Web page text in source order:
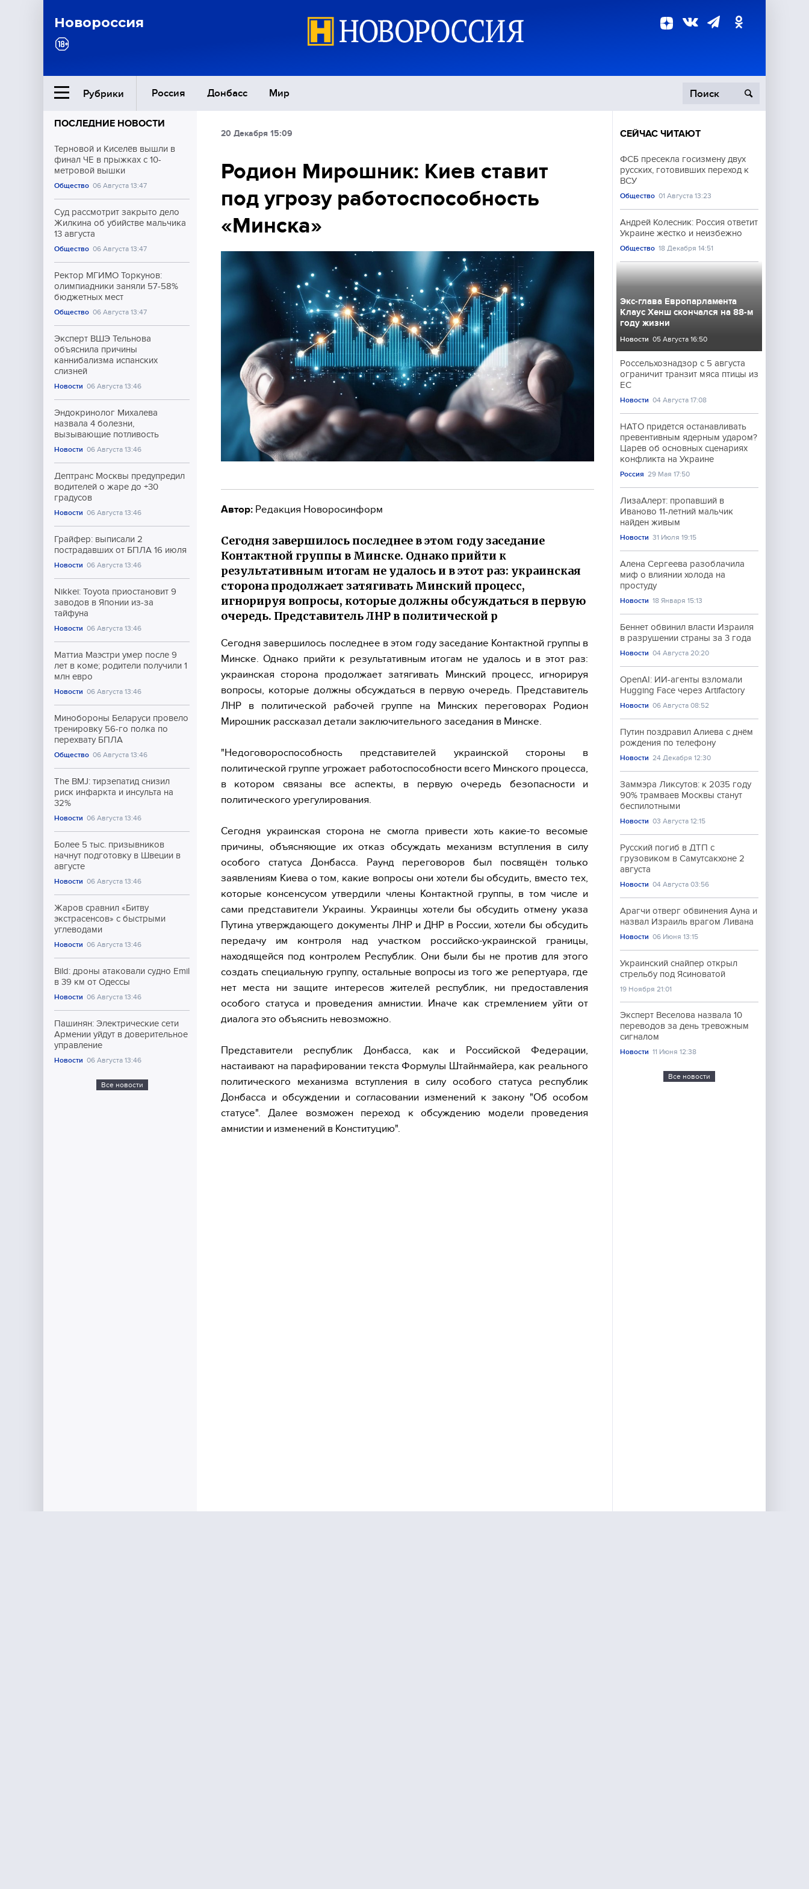
Новороссия
Рубрики Россия Донбасс Мир
Ближний Восток
Общество
Экономика
Происшествия
Культура
Спорт
ПОСЛЕДНИЕ НОВОСТИ
Терновой и Киселёв вышли в
финал ЧЕ в прыжках с 10-
метровой вышки
Общество 06 Августа 13:47
Суд рассмотрит закрыто дело
Жилкина об убийстве мальчика
13 августа
Общество 06 Августа 13:47
Ректор МГИМО Торкунов:
олимпиадники заняли 57-58%
бюджетных мест
Общество 06 Августа 13:47
Эксперт ВШЭ Тельнова
объяснила причины
каннибализма испанских
слизней
Новости 06 Августа 13:46
Эндокринолог Михалева
назвала 4 болезни,
вызывающие потливость
Новости 06 Августа 13:46
Дептранс Москвы предупредил
водителей о жаре до +30
градусов
Новости 06 Августа 13:46
Грайфер: выписали 2
пострадавших от БПЛА 16 июля
Новости 06 Августа 13:46
Nikkei: Toyota приостановит 9
заводов в Японии из-за
тайфуна
Новости 06 Августа 13:46
Маттиа Маэстри умер после 9
лет в коме; родители получили 1
млн евро
Новости 06 Августа 13:46
Минобороны Беларуси провело
тренировку 56-го полка по
перехвату БПЛА
Общество 06 Августа 13:46
The BMJ: тирзепатид снизил
риск инфаркта и инсульта на
32%
Новости 06 Августа 13:46
Более 5 тыс. призывников
начнут подготовку в Швеции в
августе
Новости 06 Августа 13:46
Жаров сравнил «Битву
экстрасенсов» с быстрыми
углеводами
Новости 06 Августа 13:46
Bild: дроны атаковали судно Emil
в 39 км от Одессы
Новости 06 Августа 13:46
Пашинян: Электрические сети
Армении уйдут в доверительное
управление
Новости 06 Августа 13:46
Все новости
20 Декабря 15:09
Родион Мирошник: Киев ставит
под угрозу работоспособность
«Минска»
Автор: Редакция Новоросинформ
Сегодня завершилось последнее в этом году заседание
Контактной группы в Минске. Однако прийти к
результативным итогам не удалось и в этот раз: украинская
сторона продолжает затягивать Минский процесс,
игнорируя вопросы, которые должны обсуждаться в первую
очередь. Представитель ЛНР в политической р
Сегодня завершилось последнее в этом году заседание Контактной группы в
Минске. Однако прийти к результативным итогам не удалось и в этот раз:
украинская сторона продолжает затягивать Минский процесс, игнорируя
вопросы, которые должны обсуждаться в первую очередь. Представитель
ЛНР в политической рабочей группе на Минских переговорах Родион
Мирошник рассказал детали заключительного заседания в Минске.
"Недоговороспособность представителей украинской стороны в
политической группе угрожает работоспособности всего Минского процесса,
в котором связаны все аспекты, в первую очередь безопасности и
политического урегулирования.
Сегодня украинская сторона не смогла привести хоть какие-то весомые
причины, объясняющие их отказ обсуждать механизм вступления в силу
особого статуса Донбасса. Раунд переговоров был посвящён только
заявлениям Киева о том, какие вопросы они хотели бы обсудить, вместо тех,
которые консенсусом утвердили члены Контактной группы, в том числе и
сами представители Украины. Украинцы хотели бы обсудить отмену указа
Путина утверждающего документы ЛНР и ДНР в России, хотели бы обсудить
передачу им контроля над участком российско-украинской границы,
находящейся под контролем Республик. Они были бы не против для этого
создать специальную группу, остальные вопросы из того же репертуара, где
нет места ни защите интересов жителей республик, ни предоставления
особого статуса и проведения амнистии. Иначе как стремлением уйти от
диалога это объяснить невозможно.
Представители республик Донбасса, как и Российской Федерации,
настаивают на парафировании текста Формулы Штайнмайера, как реального
политического механизма вступления в силу особого статуса республик
Донбасса и обсуждении и согласовании изменений к закону "Об особом
статусе". Далее возможен переход к обсуждению модели проведения
амнистии и изменений в Конституцию".
СЕЙЧАС ЧИТАЮТ
ФСБ пресекла госизмену двух
русских, готовивших переход к
ВСУ
Общество 01 Августа 13:23
Андрей Колесник: Россия ответит
Украине жёстко и неизбежно
Общество 18 Декабря 14:51
Экс-глава Европарламента
Клаус Хенш скончался на 88-м
году жизни
Новости 05 Августа 16:50
Россельхознадзор с 5 августа
ограничит транзит мяса птицы из
ЕС
Новости 04 Августа 17:08
НАТО придётся останавливать
превентивным ядерным ударом?
Царёв об основных сценариях
конфликта на Украине
Россия 29 Мая 17:50
ЛизаАлерт: пропавший в
Иваново 11-летний мальчик
найден живым
Новости 31 Июля 19:15
Алена Сергеева разоблачила
миф о влиянии холода на
простуду
Новости 18 Января 15:13
Беннет обвинил власти Израиля
в разрушении страны за 3 года
Новости 04 Августа 20:20
OpenAI: ИИ-агенты взломали
Hugging Face через Artifactory
Новости 06 Августа 08:52
Путин поздравил Алиева с днём
рождения по телефону
Новости 24 Декабря 12:30
Заммэра Ликсутов: к 2035 году
90% трамваев Москвы станут
беспилотными
Новости 03 Августа 12:15
Русский погиб в ДТП с
грузовиком в Самутсакхоне 2
августа
Новости 04 Августа 03:56
Арагчи отверг обвинения Ауна и
назвал Израиль врагом Ливана
Новости 06 Июня 13:15
Украинский снайпер открыл
стрельбу под Ясиноватой
19 Ноября 21:01
Эксперт Веселова назвала 10
переводов за день тревожным
сигналом
Новости 11 Июня 12:38
Все новости